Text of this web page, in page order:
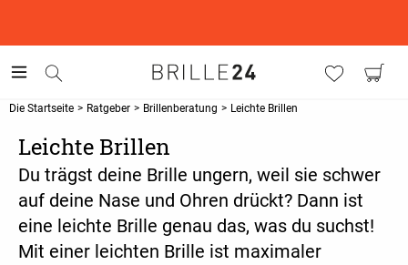
Die Startseite > Ratgeber > Brillenberatung > Leichte Brillen
Leichte Brillen
Du trägst deine Brille ungern, weil sie schwer
auf deine Nase und Ohren drückt? Dann ist
eine leichte Brille genau das, was du suchst!
Mit einer leichten Brille ist maximaler